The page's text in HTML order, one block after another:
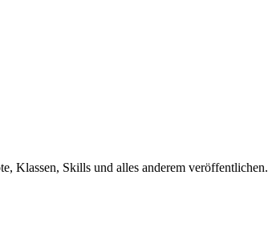
Klassen, Skills und alles anderem veröffentlichen.